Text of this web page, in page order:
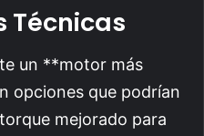
Técnicas
un **motor más
opciones que podrían
mejorado para